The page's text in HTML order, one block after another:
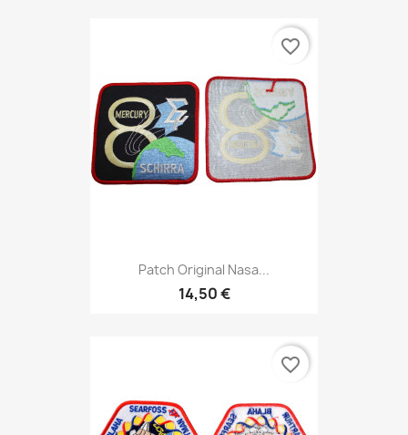
Patch Original Nasa...
14,50 €
favorite_border
favorite_border